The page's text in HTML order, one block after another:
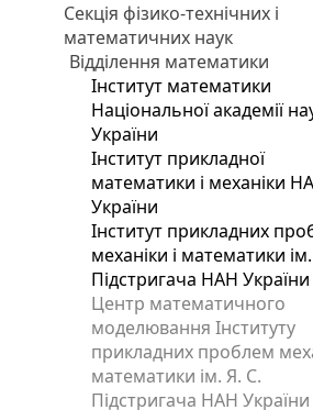
Секція фізико-технічних і
математичних наук
Відділення математики
Інститут математики
Національної академії
України
Інститут прикладної
математики і механіки
України
Інститут прикладних
механіки і математики
Підстригача НАН України
Центр математичного
моделювання Інституту
прикладних проблем
математики ім. Я. С.
Підстригача НАН України